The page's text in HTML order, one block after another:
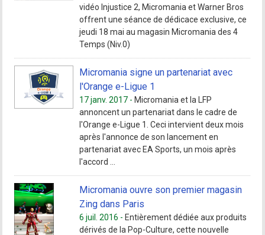
vidéo Injustice 2, Micromania et Warner Bros
offrent une séance de dédicace exclusive, ce
jeudi 18 mai au magasin Micromania des 4
Temps (Niv.0)
Micromania signe un partenariat avec
l'Orange e-Ligue 1
17 janv. 2017 - Micromania et la LFP
annoncent un partenariat dans le cadre de
l'Orange e-Ligue 1. Ceci intervient deux mois
après l'annonce de son lancement en
partenariat avec EA Sports, un mois après
l'accord ...
Micromania ouvre son premier magasin
Zing dans Paris
6 juil. 2016 - Entièrement dédiée aux produits
dérivés de la Pop-Culture, cette nouvelle